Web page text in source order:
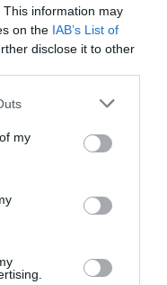
This information may
on the IAB’s List of
disclose it to other
one or more Google
You may click to
third-party tags to
in below Google
my
Mintha
most